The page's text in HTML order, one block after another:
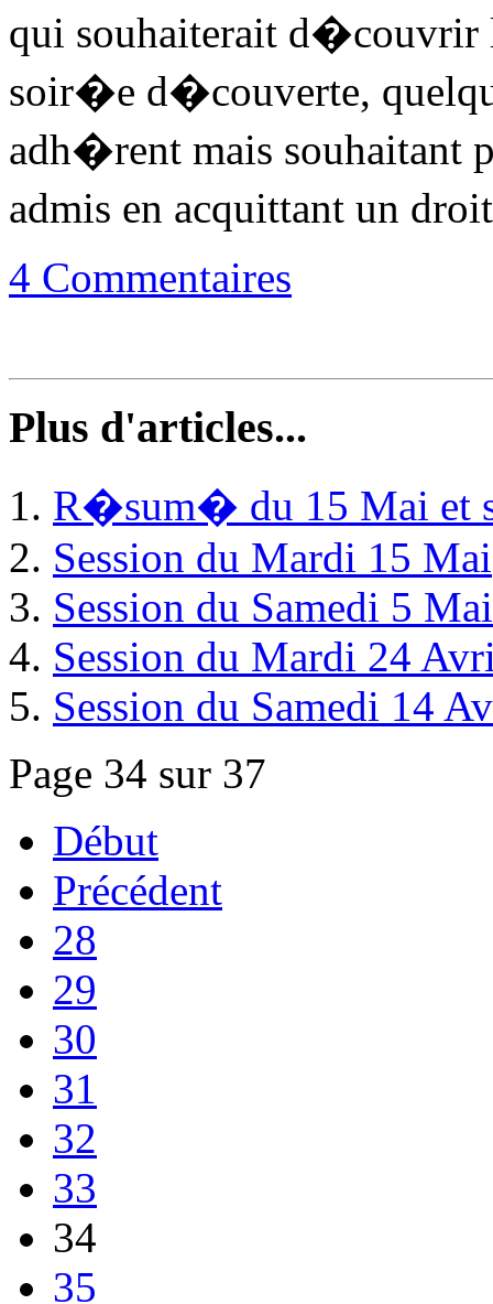
qui souhaiterait d�couvrir
soir�e d�couverte,
adh�rent mais souhaitant
admis en acquittant un
4 Commentaires
Plus d'articles...
R�sum� du 15 Mai et
Session du Mardi 15 Mai
Session du Samedi 5 Mai
Session du Mardi 24
Session du Samedi 14
Page 34 sur 37
Début
Précédent
28
29
30
31
32
33
34
35